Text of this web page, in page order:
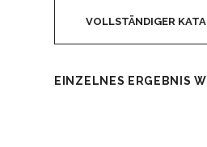
VOLLSTÄNDIGER
EINZELNES ERGEBNIS